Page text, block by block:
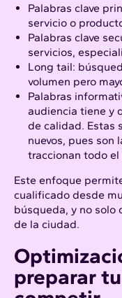
Palabras clave
servicio o
Palabras clave
servicios,
Long tail:
volumen pero
Palabras
audiencia tiene y
de calidad. Estas
nuevos, pues son
traccionan todo el
Este enfoque
cualificado desde
búsqueda, y no solo
de la ciudad.
preparar